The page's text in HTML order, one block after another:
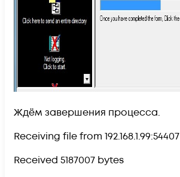
Ждём завершения процесса.
Receiving file from 192.168.1.99:54407
Received 5187007 bytes